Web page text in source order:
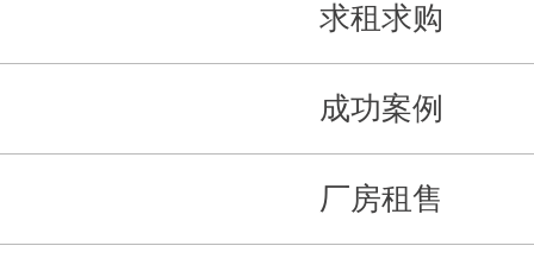
求租求购
成功案例
厂房租售